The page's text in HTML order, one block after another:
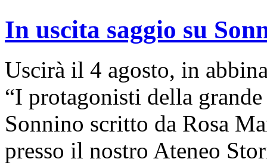
In uscita saggio su
Uscirà il 4 agosto, in
“I protagonisti della
Sonnino scritto da Rosa
presso il nostro Ateneo